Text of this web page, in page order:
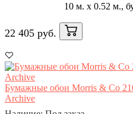
10 м. x 0.52 м.,
22 405 руб.
Бумажные обои Morris & Co
Archive